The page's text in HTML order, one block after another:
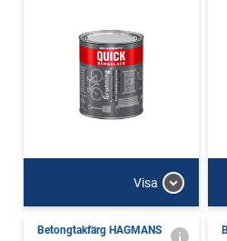
Visa
Betongtakfärg HAGMANS